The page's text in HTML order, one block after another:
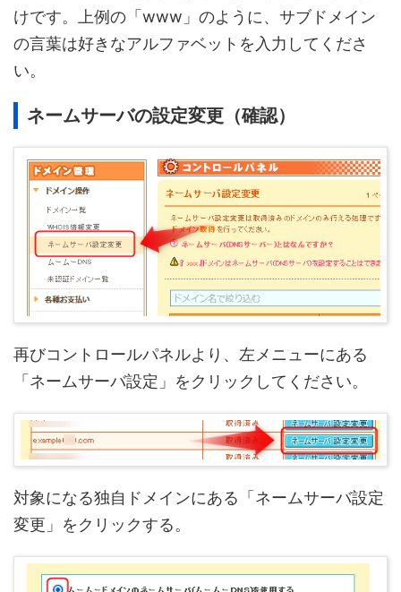
けです。上例の「www」のように、サブドメイン
の言葉は好きなアルファベットを入力してくださ
い。
ネームサーバの設定変更（確認）
再びコントロールパネルより、左メニューにある
「ネームサーバ設定」をクリックしてください。
対象になる独自ドメインにある「ネームサーバ設定
変更」をクリックする。